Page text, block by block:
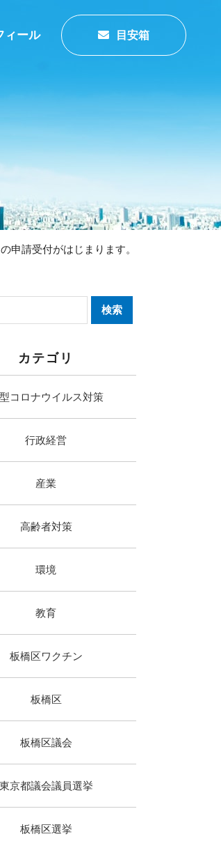
ィール 目安箱
申請受付がはじまります。
カテゴリ
コロナウイルス対策
行政経営
産業
高齢者対策
環境
教育
板橋区ワクチン
板橋区
板橋区議会
東京都議会議員選挙
板橋区選挙